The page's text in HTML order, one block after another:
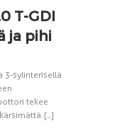
T-GDI
ja pihi
3-sylinterisellä
tekee
[...]